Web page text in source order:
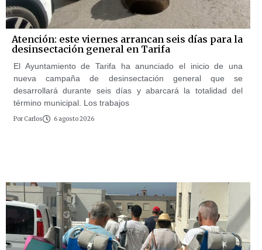
Atención: este viernes arrancan seis días para la
desinsectación general en Tarifa
El Ayuntamiento de Tarifa ha anunciado el inicio de una
nueva campaña de desinsectación general que se
desarrollará durante seis días y abarcará la totalidad del
término municipal. Los trabajos
Por Carlos 6 agosto 2026